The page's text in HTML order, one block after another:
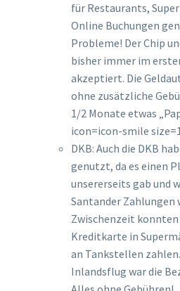
für Restaurants,
Online Buchungen
Probleme! Der Chip
bisher immer im
akzeptiert. Die
ohne zusätzliche
1/2 Monate etwas
icon=icon-smile
DKB: Auch die DKB
genutzt, da es einen
unsererseits gab und
Santander Zahlungen
Zwischenzeit
Kreditkarte in
an Tankstellen
Inlandsflug war die